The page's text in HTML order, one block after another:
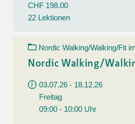
CHF 198.00
22 Lektionen
Nordic Walking/Walking/Fit
Nordic Walking/
03.07.26 - 18.12.26
Freitag
09:00 - 10:00 Uhr